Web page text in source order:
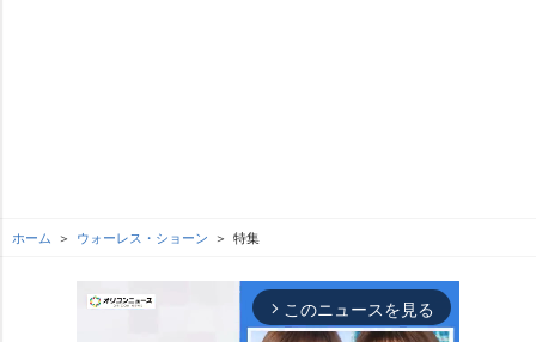
ホーム ウォーレス・ショーン 特集
arrow_forward_ios このニュースを見る